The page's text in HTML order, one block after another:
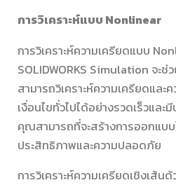
การวิเคราะห์แบบ Nonlinear
การวิเคราะห์ความเครียดแบบ
SOLIDWORKS Simulation จะ
สามารถวิเคราะห์ความเครียดแล
เงื่อนไขทั่วไปได้อย่างรวดเร็วแล
คุณสามารถที่จะสร้างการออกแ
ประสิทธิภาพและความปลอดภัย
การวิเคราะห์ความเครียดเชิงเส้นด้